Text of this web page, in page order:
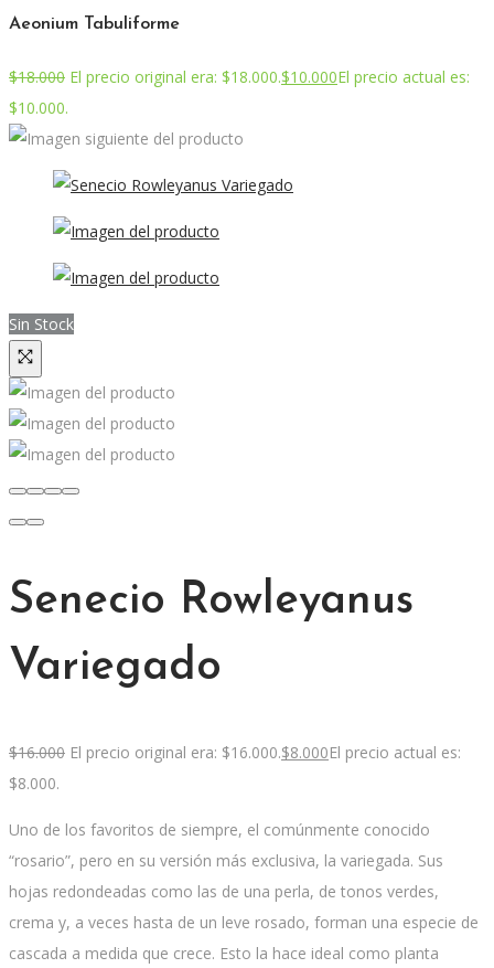
Aeonium Tabuliforme
$18.000 El precio original era: $18.000.$10.000El precio actual es:
$10.000.
Sin Stock
Senecio Rowleyanus
Variegado
$16.000 El precio original era: $16.000.$8.000El precio actual es:
$8.000.
Uno de los favoritos de siempre, el comúnmente conocido
“rosario”, pero en su versión más exclusiva, la variegada. Sus
hojas redondeadas como las de una perla, de tonos verdes,
crema y, a veces hasta de un leve rosado, forman una especie de
cascada a medida que crece. Esto la hace ideal como planta